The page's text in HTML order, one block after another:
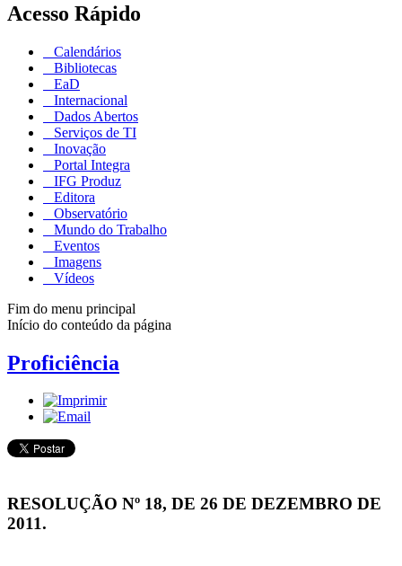
Acesso Rápido
Calendários
Bibliotecas
EaD
Internacional
Dados Abertos
Serviços de TI
Inovação
Portal Integra
IFG Produz
Editora
Observatório
Mundo do Trabalho
Eventos
Imagens
Vídeos
Fim do menu principal
Início do conteúdo da página
Proficiência
RESOLUÇÃO Nº 18, DE 26 DE DEZEMBRO DE
2011.